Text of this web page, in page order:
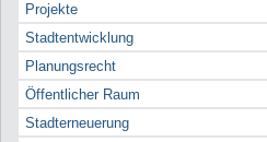
Projekte
Stadtentwicklung
Planungsrecht
Öffentlicher Raum
Stadterneuerung